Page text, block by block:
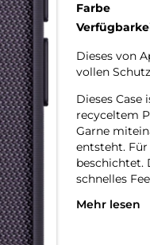
Farbe
Dieses von
vollen
Dieses Case
recyceltem
Garne
entsteht.
beschichtet.
schnelles
Mit zwei
Mehr lesen